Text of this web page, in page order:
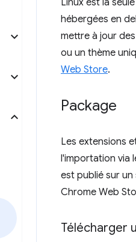
Linux est la
hébergées en
mettre à jour
ou un thème
Web Store.
Package
Les extensions
l'importation via
est publié sur
Chrome Web
Télécharger